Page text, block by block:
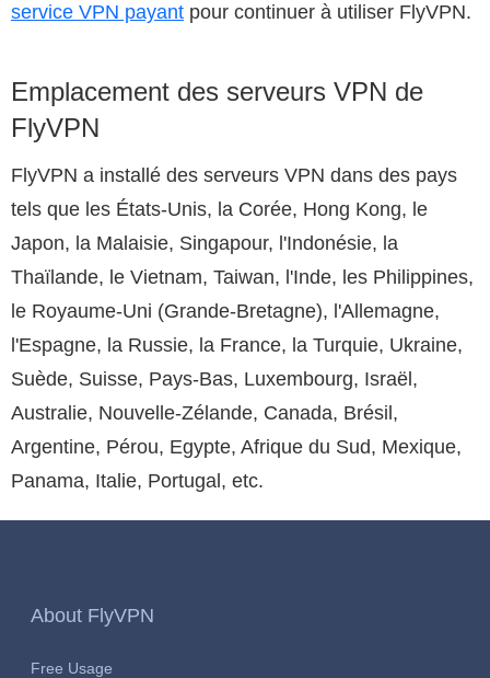
service VPN payant pour continuer à utiliser FlyVPN.
Emplacement des serveurs VPN de
FlyVPN
FlyVPN a installé des serveurs VPN dans des pays
tels que les États-Unis, la Corée, Hong Kong, le
Japon, la Malaisie, Singapour, l'Indonésie, la
Thaïlande, le Vietnam, Taiwan, l'Inde, les Philippines,
le Royaume-Uni (Grande-Bretagne), l'Allemagne,
l'Espagne, la Russie, la France, la Turquie, Ukraine,
Suède, Suisse, Pays-Bas, Luxembourg, Israël,
Australie, Nouvelle-Zélande, Canada, Brésil,
Argentine, Pérou, Egypte, Afrique du Sud, Mexique,
Panama, Italie, Portugal, etc.
About FlyVPN
Free Usage